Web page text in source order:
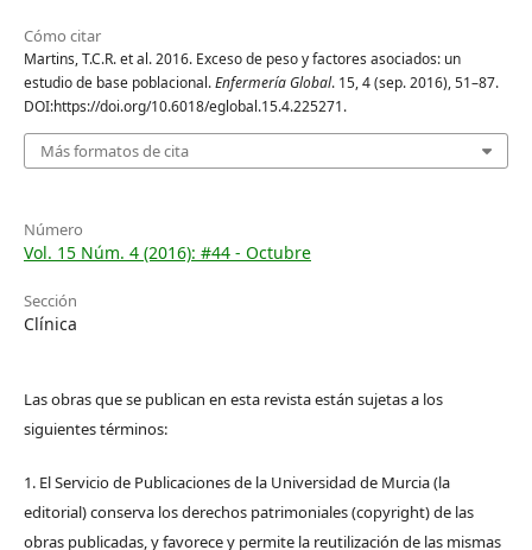
Cómo citar
Martins, T.C.R. et al. 2016. Exceso de peso y factores asociados: un
estudio de base poblacional.Enfermería Global. 15, 4 (sep. 2016), 51–87.
DOI:https://doi.org/10.6018/eglobal.15.4.225271.
Más formatos de cita
Número
Vol. 15 Núm. 4 (2016): #44 - Octubre
Sección
Clínica
Las obras que se publican en esta revista están sujetas a los
siguientes términos:
1. El Servicio de Publicaciones de la Universidad de Murcia (la
editorial) conserva los derechos patrimoniales (copyright) de las
obras publicadas, y favorece y permite la reutilización de las mismas